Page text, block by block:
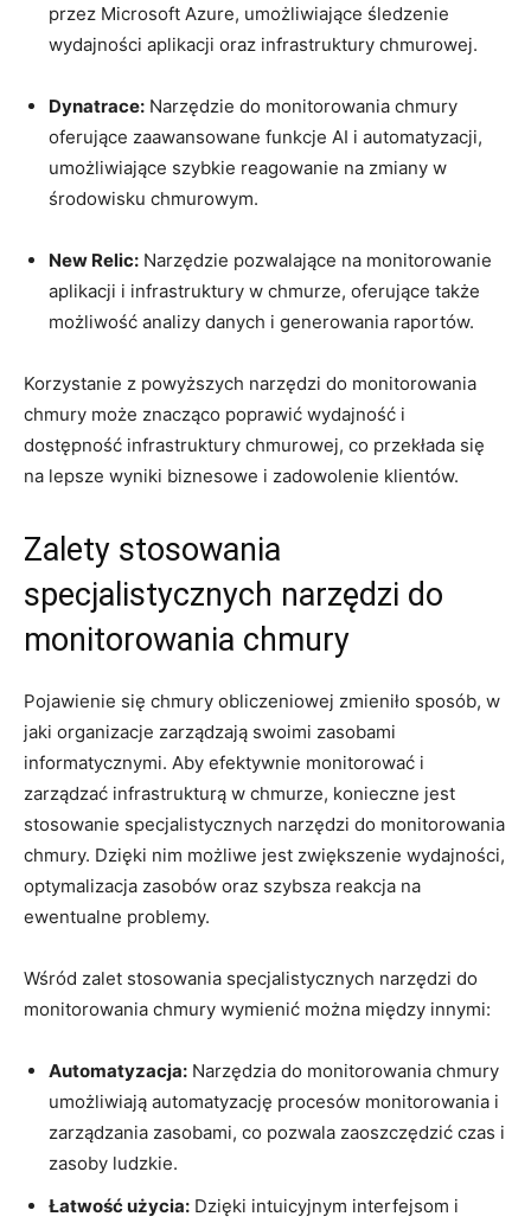
przez Microsoft‌ Azure, umożliwiające śledzenie⁢
wydajności aplikacji⁢ oraz infrastruktury chmurowej.‌
Dynatrace: Narzędzie do monitorowania chmury
oferujące zaawansowane funkcje AI i automatyzacji,
umożliwiające szybkie reagowanie na ⁤zmiany⁢ w
środowisku chmurowym.
New Relic: Narzędzie pozwalające na monitorowanie
aplikacji ‍i infrastruktury w ⁣chmurze, oferujące także
możliwość⁣ analizy danych i generowania raportów.
Korzystanie ​z powyższych‍ narzędzi ⁣do monitorowania
chmury⁤ może znacząco‌ poprawić wydajność i
⁢dostępność infrastruktury chmurowej, co ‌przekłada‌ się
na ‍lepsze wyniki⁣ biznesowe i zadowolenie klientów.
Zalety stosowania
specjalistycznych ‌narzędzi do
monitorowania chmury
Pojawienie się chmury obliczeniowej zmieniło ⁤sposób, w
jaki organizacje zarządzają ⁣swoimi zasobami⁣
informatycznymi. Aby‍ efektywnie monitorować i
zarządzać infrastrukturą w chmurze, konieczne jest
stosowanie specjalistycznych‌ narzędzi do monitorowania
⁤chmury. Dzięki nim możliwe jest​ zwiększenie‌ wydajności,
optymalizacja zasobów ⁤oraz szybsza reakcja na
ewentualne⁢ problemy.
Wśród zalet stosowania⁤ specjalistycznych narzędzi do
monitorowania ⁢chmury wymienić można‍ między innymi:
Automatyzacja: ⁢Narzędzia do monitorowania chmury
umożliwiają automatyzację ⁢procesów monitorowania i
⁢zarządzania zasobami, co pozwala zaoszczędzić⁤ czas i
zasoby ludzkie.
Łatwość użycia: Dzięki intuicyjnym interfejsom i